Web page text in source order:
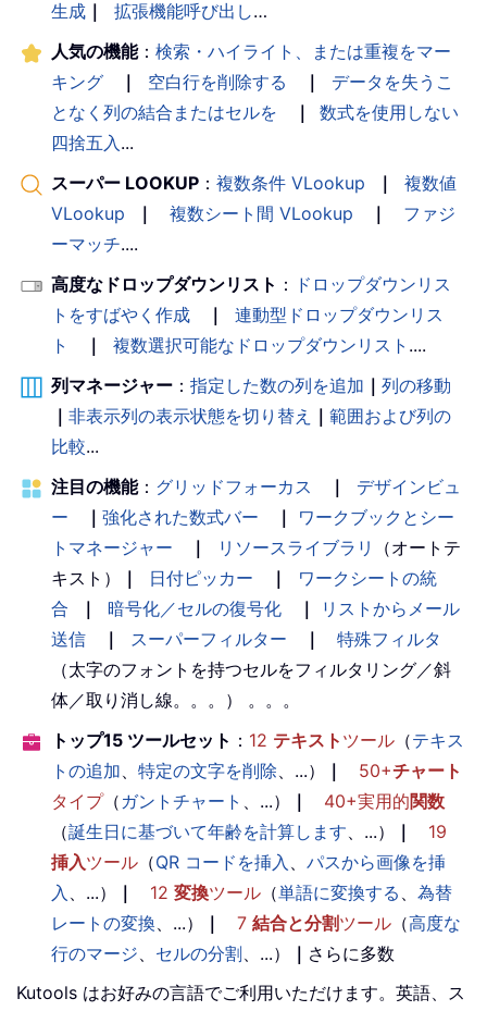
生成 ｜ 拡張機能呼び出し…
人気の機能： 検索・ハイライト、または重複をマー
キング
｜ 空白行を削除する ｜
データを失うこ
となく列の結合またはセルを
｜
数式を使用しない
四捨五入...
スーパー LOOKUP ： 複数条件 VLookup ｜
複数値
VLookup
｜ 複数シート間 VLookup ｜
ファジ
ーマッチ....
高度なドロップダウンリスト ： ドロップダウンリス
トをすばやく作成
｜
連動型ドロップダウンリス
ト
｜ 複数選択可能なドロップダウンリスト ....
列マネージャー ： 指定した数の列を追加 ｜ 列の移動
｜ 非表示列の表示状態を切り替え ｜ 範囲および列の
比較...
注目の機能： グリッドフォーカス ｜
デザインビュ
ー
｜ 強化された数式バー ｜
ワークブックとシー
トマネージャー
｜ リソースライブラリ
（オートテ
キスト）
｜ 日付ピッカー ｜
ワークシートの統
合
｜ 暗号化／セルの復号化 ｜
リストからメール
送信
｜ スーパーフィルター ｜
特殊フィルタ
（太字のフォントを持つセルをフィルタリング／斜
体／取り消し線。。。） 。。。
トップ15 ツールセット ： 12 テキスト ツール （テキス
トの追加、 特定の文字を削除、...） ｜ 50+チャート
タイプ（ ガントチャート 、...） ｜ 40+実用的関数
（誕生日に基づいて年齢を計算します、...） ｜
19
挿入ツール （QR コードを挿入 、 パスから画像を挿
入 、...） ｜ 12 変換ツール （単語に変換する 、 為替
レートの変換、...） ｜ 7 結合と分割ツール （高度な
行のマージ、 セルの分割、...） ｜ さらに多数
Kutools はお好みの言語でご利用いただけます。英語、ス